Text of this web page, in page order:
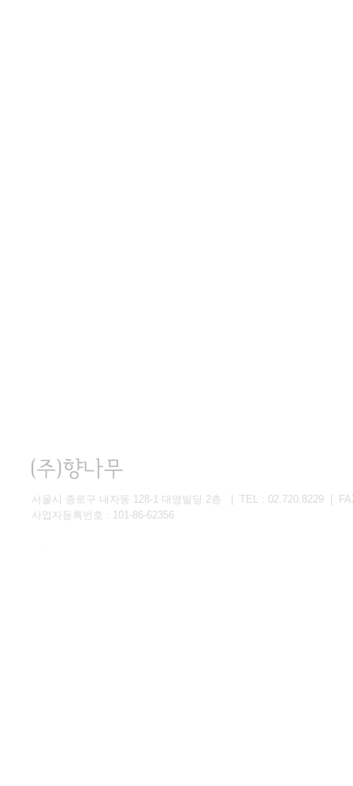
서울시 종로구 내자동 128-1 대영빌딩 2층 | TEL : 02.720.8229 |
사업자등록번호 : 101-86-62356